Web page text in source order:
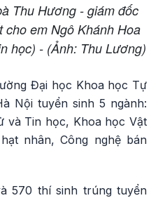
Thu Hương - giám đốc
cho em Ngô Khánh Hoa
học) - (Ảnh: Thu Lương)
Đại học Khoa học Tự
Nội tuyển sinh 5 ngành:
và Tin học, Khoa học Vật
nhân, Công nghệ bán
570 thí sinh trúng tuyển